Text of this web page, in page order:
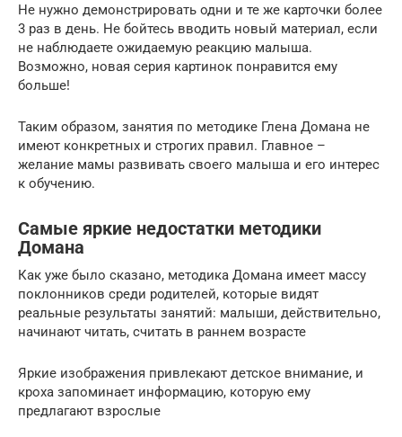
Не нужно демонстрировать одни и те же карточки более
3 раз в день. Не бойтесь вводить новый материал, если
не наблюдаете ожидаемую реакцию малыша.
Возможно, новая серия картинок понравится ему
больше!
Таким образом, занятия по методике Глена Домана не
имеют конкретных и строгих правил. Главное –
желание мамы развивать своего малыша и его интерес
к обучению.
Самые яркие недостатки методики
Домана
Как уже было сказано, методика Домана имеет массу
поклонников среди родителей, которые видят
реальные результаты занятий: малыши, действительно,
начинают читать, считать в раннем возрасте
Яркие изображения привлекают детское внимание, и
кроха запоминает информацию, которую ему
предлагают взрослые